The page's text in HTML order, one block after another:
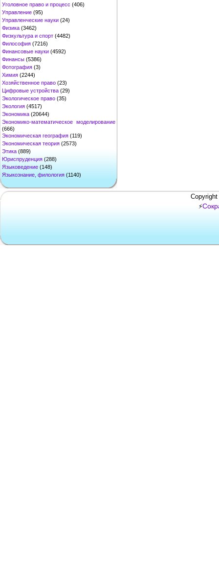
Уголовное право и процесс (406)
Управление (95)
Управленческие науки (24)
Физика (3462)
Физкультура и спорт (4482)
Философия (7216)
Финансовые науки (4592)
Финансы (5386)
Фотография (3)
Химия (2244)
Хозяйственное право (23)
Цифровые устройства (29)
Экологическое право (35)
Экология (4517)
Экономика (20644)
Экономико-математическое моделирование
(666)
Экономическая география (119)
Экономическая теория (2573)
Этика (889)
Юриспруденция (288)
Языковедение (148)
Языкознание, филология (1140)
⚡